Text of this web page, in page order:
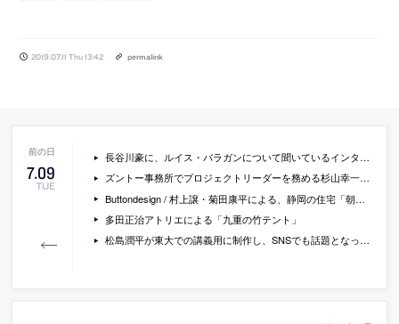
2019.07.11 Thu 13:42 permalink
7.09
TUE
長谷川豪に、ルイス・バラガンについて聞いているインタビュー動画
ズントー事務所でプロジェクトリーダーを務める杉山幸一郎による、ズントーも協同する金属工の仕事場を訪問したエピソードを綴った、連載エッセイの最新回「職人と建築家のあいだ」
Buttondesign / 村上譲・菊田康平による、静岡の住宅「朝霧高原の家」
多田正治アトリエによる「九重の竹テント」
松島潤平が東大での講義用に制作し、SNSでも話題となった設計のプロセスの解説図を、より詳細に説明した記事「設計課題の取り組み方」